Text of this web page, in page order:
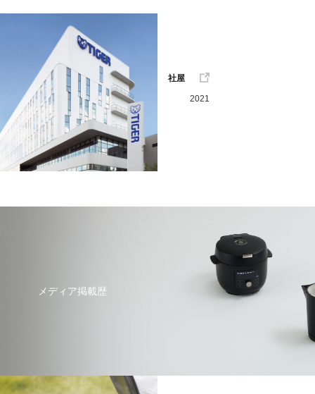
社屋
2021
メディア掲載歴